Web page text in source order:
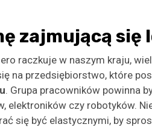
zajmującą się
raczkuje w naszym kraju,
na przedsiębiorstwo, które
. Grupa pracowników powinna
elektroników czy robotyków.
się być elastycznymi, by